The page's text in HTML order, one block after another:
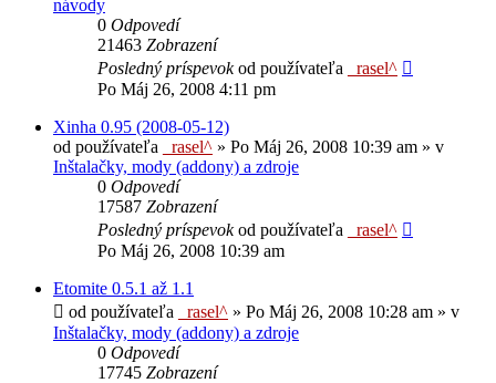
návody
0 Odpovedí
21463 Zobrazení
Posledný príspevokod používateľa
_rasel^
Po Máj 26, 2008 4:11 pm
Xinha 0.95 (2008-05-12)
od používateľa
_rasel^ » Po Máj 26, 2008 10:39 am » v
Inštalačky, mody (addony) a zdroje
0 Odpovedí
17587 Zobrazení
Posledný príspevokod používateľa
_rasel^
Po Máj 26, 2008 10:39 am
Etomite 0.5.1 až 1.1
od používateľa
_rasel^ » Po Máj 26, 2008 10:28 am » v
Inštalačky, mody (addony) a zdroje
0 Odpovedí
17745 Zobrazení